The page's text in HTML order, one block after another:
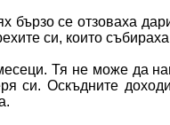
бързо се отзоваха
си, които
Тя не може да
си. Оскъдните